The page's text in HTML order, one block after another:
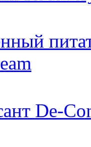
De-